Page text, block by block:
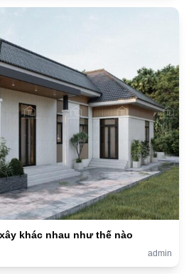
khác nhau như thế nào
admin